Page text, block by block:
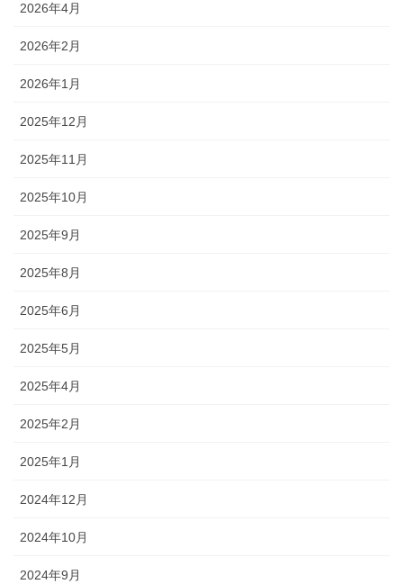
2026年4月
2026年2月
2026年1月
2025年12月
2025年11月
2025年10月
2025年9月
2025年8月
2025年6月
2025年5月
2025年4月
2025年2月
2025年1月
2024年12月
2024年10月
2024年9月